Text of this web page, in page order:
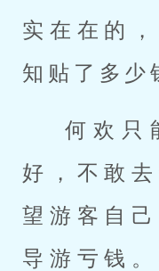
实在在的
知贴了多少
何欢只
好，不敢
望游客自
导游亏钱